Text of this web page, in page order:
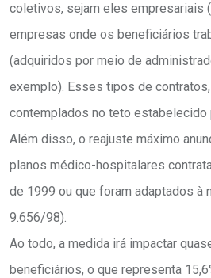
coletivos, sejam eles empresariais
empresas onde os beneficiários
(adquiridos por meio de
exemplo). Esses tipos de
contemplados no teto estabelecido
Além disso, o reajuste máximo
planos médico-hospitalares
de 1999 ou que foram adaptados à
9.656/98).
Ao todo, a medida irá impactar
beneficiários, o que representa